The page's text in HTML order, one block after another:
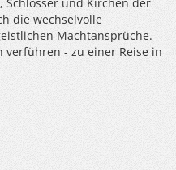
die wechselvolle
Machtansprüche.
verführen - zu einer Reise in